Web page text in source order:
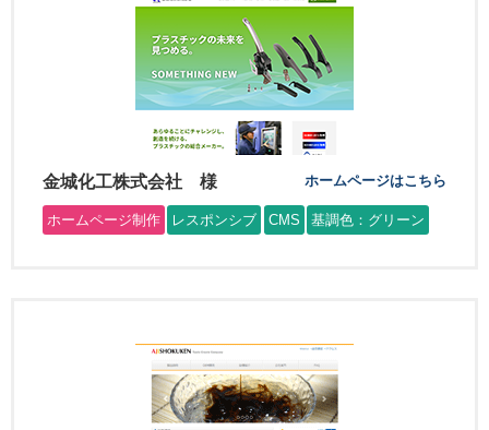
金城化工株式会社 様 ホームページはこちら
ホームページ制作 レスポンシブ CMS 基調色：グリーン